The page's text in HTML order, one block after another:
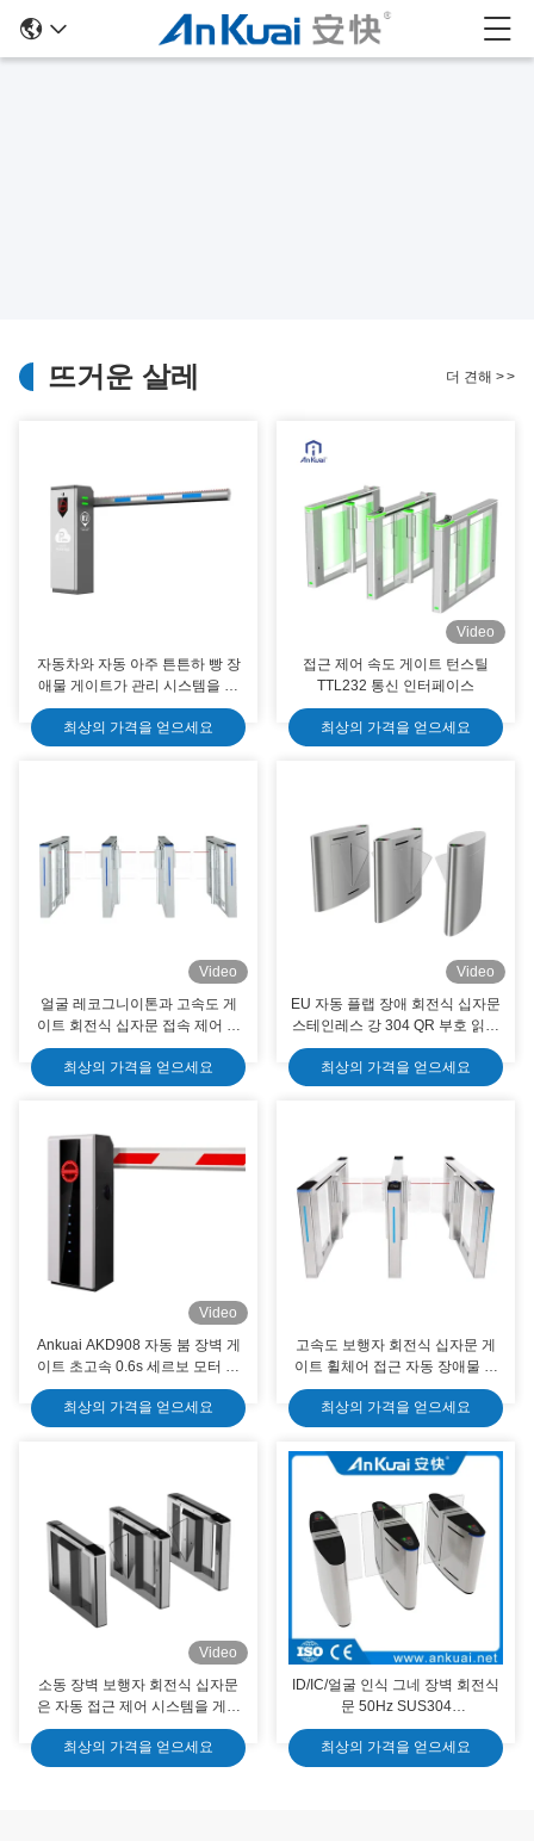
뜨거운 살레 더 견해 >>
자동차와 자동 아주 튼튼하 빵 장
애물 게이트가 관리 시스템을 주
차합니다
최상의 가격을 얻으세요
Video
접근 제어 속도 게이트 턴스틸
TTL232 통신 인터페이스
최상의 가격을 얻으세요
Video
얼굴 레코그니이톤과 고속도 게
이트 회전식 십자문 접속 제어 스
윙 장벽 회전식 십자문
최상의 가격을 얻으세요
Video
EU 자동 플랩 장애 회전식 십자문
스테인레스 강 304 QR 부호 읽기
장치 CE는 찬성했습니다
최상의 가격을 얻으세요
Video
Ankuai AKD908 자동 붐 장벽 게
이트 초고속 0.6s 세르보 모터 보
안 주차 장벽 게이트
최상의 가격을 얻으세요
고속도 보행자 회전식 십자문 게
이트 휠체어 접근 자동 장애물 게
이트
최상의 가격을 얻으세요
Video
소동 장벽 보행자 회전식 십자문
은 자동 접근 제어 시스템을 게이
트로 제어합니다
최상의 가격을 얻으세요
ID/IC/얼굴 인식 그네 장벽 회전식
문 50Hz SUS304
1400*300*1000mm
최상의 가격을 얻으세요